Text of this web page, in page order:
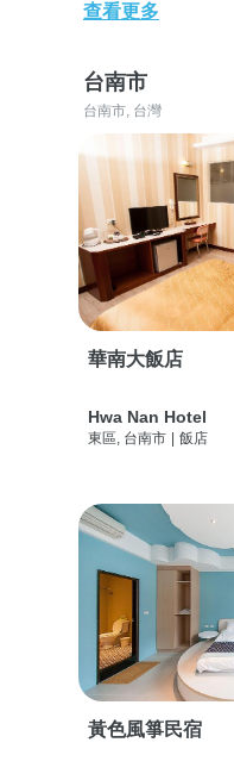
查看更多
台南市
台南市, 台灣
華南大飯店
Hwa Nan Hotel
東區, 台南市 飯店
黃色風箏民宿